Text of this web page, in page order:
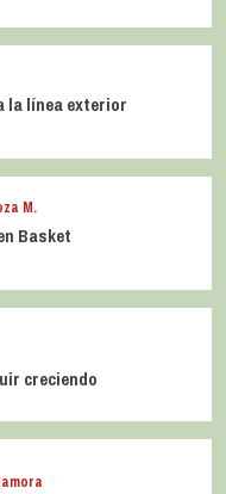
la línea exterior
M.
Basket
creciendo